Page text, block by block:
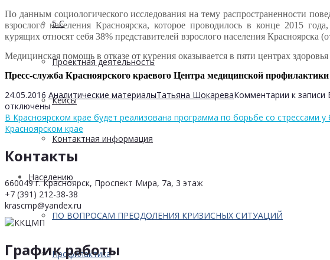
5 С
Проектная деятельность
Кейсы
Контактная информация
Населению
ПО ВОПРОСАМ ПРЕОДОЛЕНИЯ КРИЗИСНЫХ СИТУАЦИЙ
Профилактика
По данным социологического исследования на тему распространенности
взрослого населения Красноярска, которое проводилось в конце 2015
курящих относят себя 38% представителей взрослого населения Красноярска
Медицинская помощь в отказе от курения оказывается в пяти центрах
Пресс-служба Красноярского краевого Центра медицинской
24.05.2016 Аналитические материалыТатьяна ШокареваКомментарии к записи
отключены
В Красноярском крае будет реализована программа по борьбе со стрессами
Красноярском крае
Контакты
660049 г. Красноярск, Проспект Мира, 7а, 3 этаж
+7 (391) 212-38-38
krascmp@yandex.ru
График работы